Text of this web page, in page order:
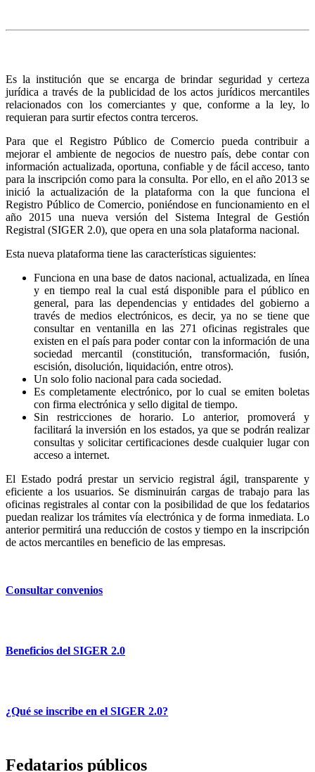
Es la institución que se encarga de brindar seguridad y certeza
jurídica a través de la publicidad de los actos jurídicos mercantiles
relacionados con los comerciantes y que, conforme a la ley, lo
requieran para surtir efectos contra terceros.
Para que el Registro Público de Comercio pueda contribuir a
mejorar el ambiente de negocios de nuestro país, debe contar con
información actualizada, oportuna, confiable y de fácil acceso, tanto
para la inscripción como para la consulta. Por ello, en el año 2013 se
inició la actualización de la plataforma con la que funciona el
Registro Público de Comercio, poniéndose en funcionamiento en el
año 2015 una nueva versión del Sistema Integral de Gestión
Registral (SIGER 2.0), que opera en una sola plataforma nacional.
Esta nueva plataforma tiene las características siguientes:
Funciona en una base de datos nacional, actualizada, en línea
y en tiempo real la cual está disponible para el público en
general, para las dependencias y entidades del gobierno a
través de medios electrónicos, es decir, ya no se tiene que
consultar en ventanilla en las 271 oficinas registrales que
existen en el país para poder contar con la información de una
sociedad mercantil (constitución, transformación, fusión,
escisión, disolución, liquidación, entre otros).
Un solo folio nacional para cada sociedad.
Es completamente electrónico, por lo cual se emiten boletas
con firma electrónica y sello digital de tiempo.
Sin restricciones de horario. Lo anterior, promoverá y
facilitará la inversión en los estados, ya que se podrán realizar
consultas y solicitar certificaciones desde cualquier lugar con
acceso a internet.
El Estado podrá prestar un servicio registral ágil, transparente y
eficiente a los usuarios. Se disminuirán cargas de trabajo para las
oficinas registrales al contar con la posibilidad de que los fedatarios
puedan realizar los trámites vía electrónica y de forma inmediata. Lo
anterior permitirá una reducción de costos y tiempo en la inscripción
de actos mercantiles en beneficio de las empresas.
Consultar convenios
Beneficios del SIGER 2.0
¿Qué se inscribe en el SIGER 2.0?
Fedatarios públicos